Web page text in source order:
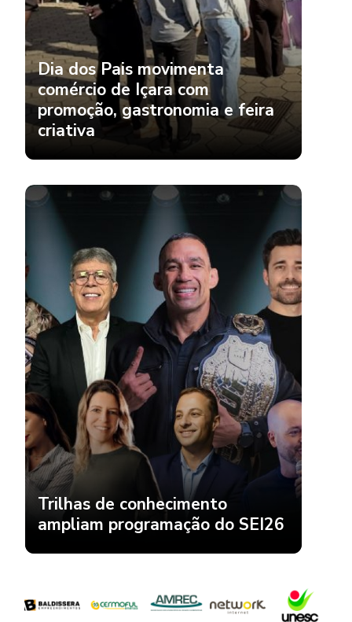
Dia dos Pais movimenta
comércio de Içara com
promoção, gastronomia e feira
criativa
Trilhas de conhecimento
ampliam programação do SEI26